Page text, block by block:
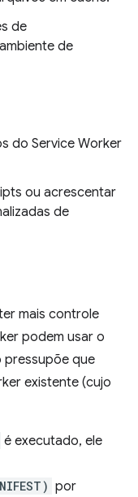
de
de
do Service Worker
ou acrescentar
de
mais controle
podem usar o
pressupõe que
existente (cujo
é executado, ele
por